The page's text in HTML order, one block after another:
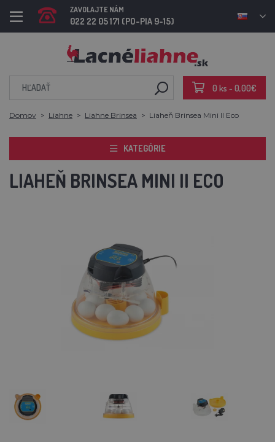
ZAVOLAJTE NÁM
022 22 05 171 (PO-PIA 9-15)
0 ks - 0,00€
Domov Liahne Liahne Brinsea Liaheň Brinsea Mini II Eco
KATEGÓRIE
LIAHEŇ BRINSEA MINI II ECO